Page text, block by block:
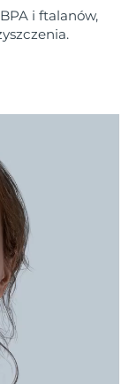
i ftalanów,